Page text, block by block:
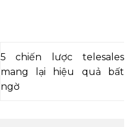
5 chiến lược telesales
mang lại hiệu quả bất
ngờ